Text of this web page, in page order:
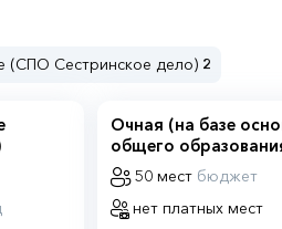
широкий спектр обязанностей,
лечебно-диагностического
пунктах медсестры отвечают за
(СПО Сестринское дело) 2
Очная (на базе
общего
50 мест бюджет
нет платных мест